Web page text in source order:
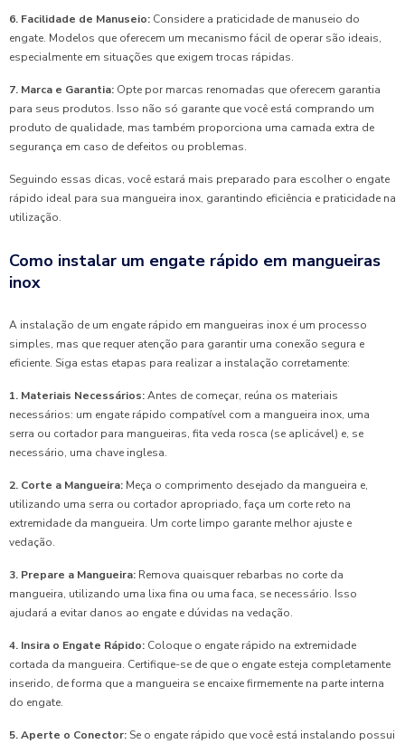
6. Facilidade de Manuseio: Considere a praticidade de manuseio do
engate. Modelos que oferecem um mecanismo fácil de operar são ideais,
especialmente em situações que exigem trocas rápidas.
7. Marca e Garantia: Opte por marcas renomadas que oferecem garantia
para seus produtos. Isso não só garante que você está comprando um
produto de qualidade, mas também proporciona uma camada extra de
segurança em caso de defeitos ou problemas.
Seguindo essas dicas, você estará mais preparado para escolher o engate
rápido ideal para sua mangueira inox, garantindo eficiência e praticidade na
utilização.
Como instalar um engate rápido em mangueiras
inox
A instalação de um engate rápido em mangueiras inox é um processo
simples, mas que requer atenção para garantir uma conexão segura e
eficiente. Siga estas etapas para realizar a instalação corretamente:
1. Materiais Necessários:Antes de começar, reúna os materiais
necessários: um engate rápido compatível com a mangueira inox, uma
serra ou cortador para mangueiras, fita veda rosca (se aplicável) e, se
necessário, uma chave inglesa.
2. Corte a Mangueira: Meça o comprimento desejado da mangueira e,
utilizando uma serra ou cortador apropriado, faça um corte reto na
extremidade da mangueira. Um corte limpo garante melhor ajuste e
vedação.
3. Prepare a Mangueira: Remova quaisquer rebarbas no corte da
mangueira, utilizando uma lixa fina ou uma faca, se necessário. Isso
ajudará a evitar danos ao engate e dúvidas na vedação.
4. Insira o Engate Rápido: Coloque o engate rápido na extremidade
cortada da mangueira. Certifique-se de que o engate esteja completamente
inserido, de forma que a mangueira se encaixe firmemente na parte interna
do engate.
5. Aperte o Conector: Se o engate rápido que você está instalando possui